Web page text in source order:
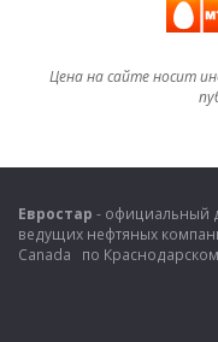
Цена на сайте носит
Евростар - официальный
ведущих нефтяных
Canada по